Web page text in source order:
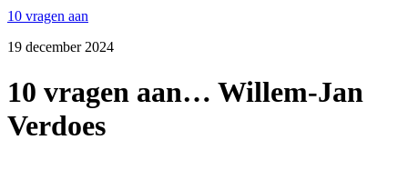
10 vragen aan
19 december 2024
10 vragen aan… Willem-Jan
Verdoes